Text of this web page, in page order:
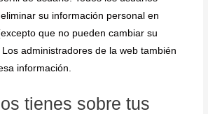
su información personal en
que no pueden cambiar su
administradores de la web también
información.
tienes sobre tus